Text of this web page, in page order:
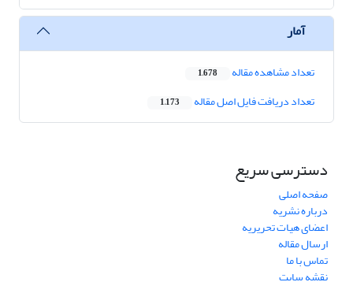
آمار
تعداد مشاهده مقاله 1,678
تعداد دریافت فایل اصل مقاله 1,173
دسترسی سریع
صفحه اصلی
درباره نشریه
اعضای هیات تحریریه
ارسال مقاله
تماس با ما
نقشه سایت